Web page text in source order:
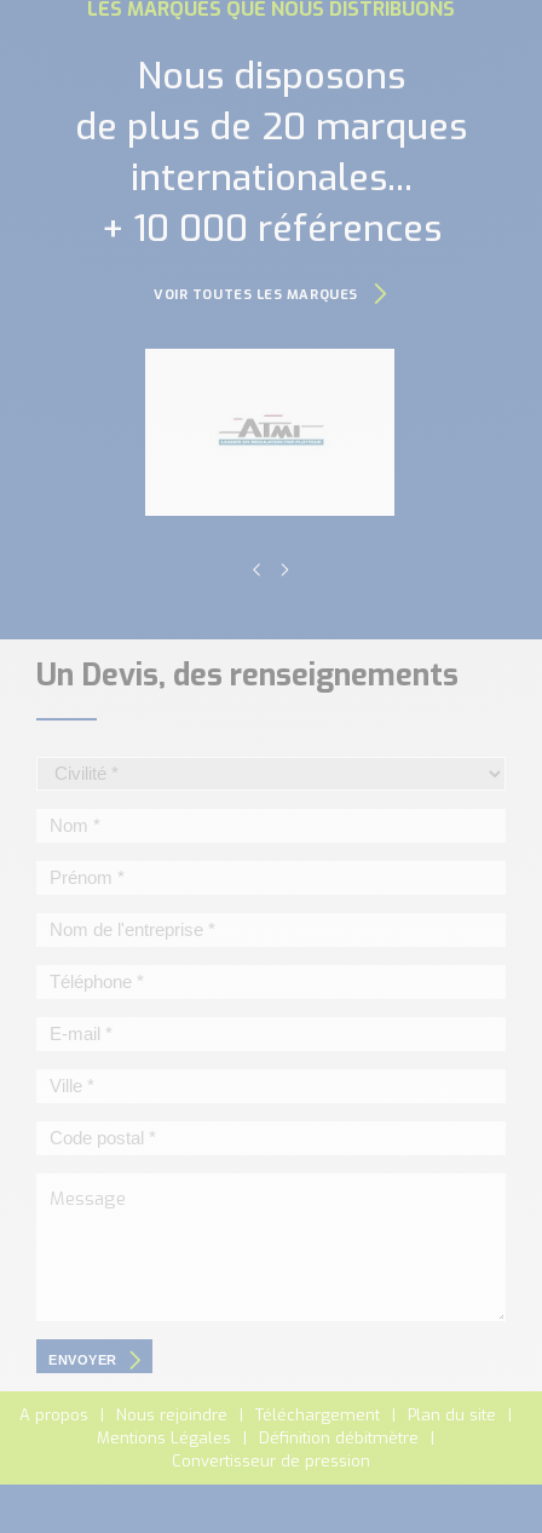
LES MARQUES QUE NOUS DISTRIBUONS
Nous disposons
de plus de 20 marques
internationales...
+ 10 000 références
VOIR TOUTES LES MARQUES
Un Devis, des renseignements
ENVOYER
A propos Nous rejoindre Téléchargement
Plan du site
Mentions Légales
Définition débitmètre
Convertisseur de pression